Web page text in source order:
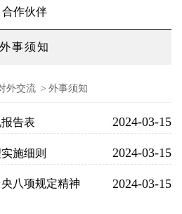
合作伙伴
外事须知
外交流 > 外事须知
2024-03-15
告表
2024-03-15
施细则
2024-03-15
八项规定精神